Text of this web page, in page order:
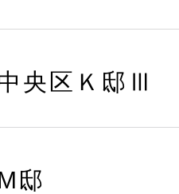
央区Ｋ邸Ⅲ
邸